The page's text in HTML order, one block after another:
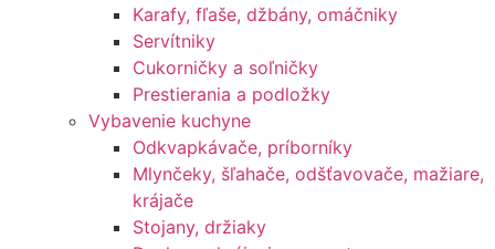
Karafy, fľaše, džbány, omáčniky
Servítniky
Cukorničky a soľničky
Prestierania a podložky
Vybavenie kuchyne
Odkvapkávače, príborníky
Mlynčeky, šľahače, odšťavovače, mažiare,
krájače
Stojany, držiaky